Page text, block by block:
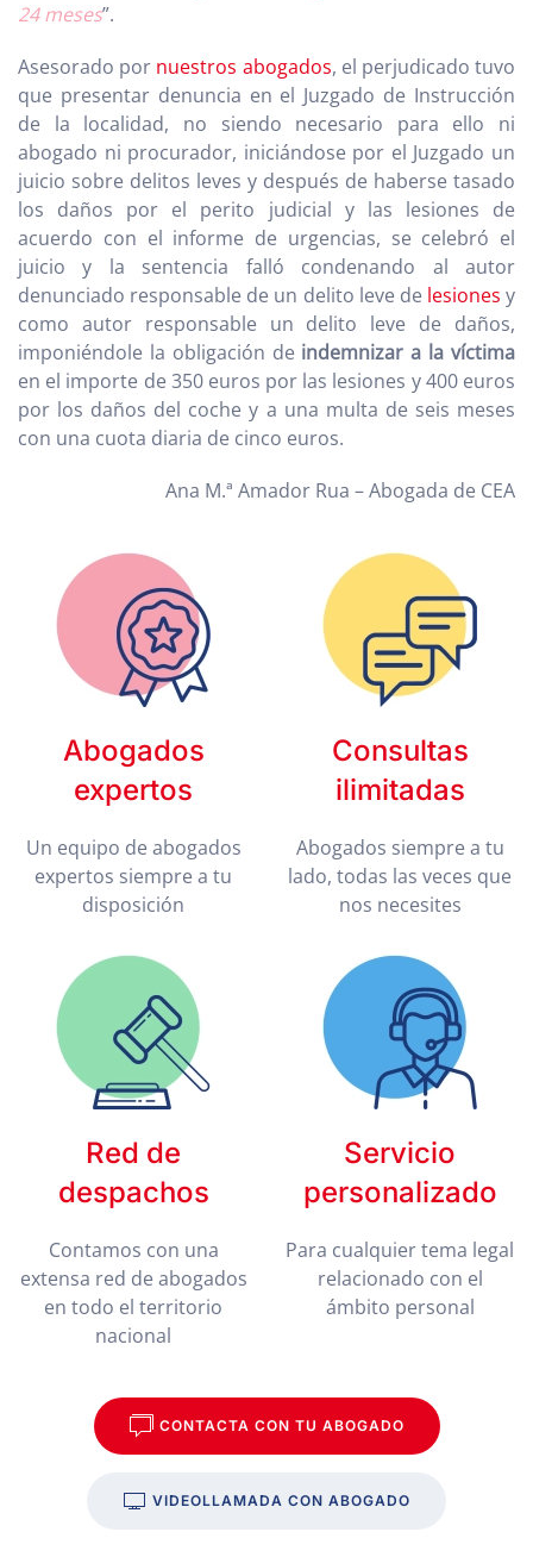
24 meses”.
Asesorado por nuestros abogados, el perjudicado tuvo
que presentar denuncia en el Juzgado de Instrucción
de la localidad, no siendo necesario para ello ni
abogado ni procurador, iniciándose por el Juzgado un
juicio sobre delitos leves y después de haberse tasado
los daños por el perito judicial y las lesiones de
acuerdo con el informe de urgencias, se celebró el
juicio y la sentencia falló condenando al autor
denunciado responsable de un delito leve de lesiones y
como autor responsable un delito leve de daños,
imponiéndole la obligación de indemnizar a la víctima
en el importe de 350 euros por las lesiones y 400 euros
por los daños del coche y a una multa de seis meses
con una cuota diaria de cinco euros.
Ana M.ª Amador Rua – Abogada de CEA
Abogados
expertos
Un equipo de abogados
expertos siempre a tu
disposición
Consultas
ilimitadas
Abogados siempre a tu
lado, todas las veces que
nos necesites
Red de
despachos
Contamos con una
extensa red de abogados
en todo el territorio
nacional
Servicio
personalizado
Para cualquier tema legal
relacionado con el
ámbito personal
CONTACTA CON TU ABOGADO
VIDEOLLAMADA CON ABOGADO